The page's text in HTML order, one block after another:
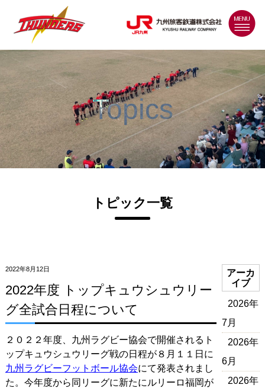
MENU
Topics
トピック一覧
2022年8月12日
2022年度 トップキュウシュウリー
グ全試合日程について
２０２２年度、九州ラグビー協会で開催されるト
ップキュウシュウリーグ戦の日程が８月１１日に
九州ラグビーフットボール協会にて発表されまし
た。今年度から同リーグに新たにルリーロ福岡が
アーカ
イブ
2026年
7月
2026年
6月
2026年